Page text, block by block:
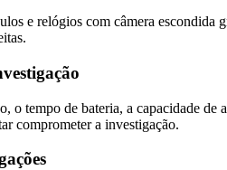
e relógios com câmera escondida
o tempo de bateria, a capacidade
comprometer a investigação.